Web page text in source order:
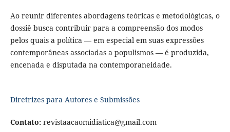
Ao reunir diferentes abordagens teóricas e metodológicas, o
dossiê busca contribuir para a compreensão dos modos
pelos quais a política — em especial em suas expressões
contemporâneas associadas a populismos — é produzida,
encenada e disputada na contemporaneidade.
Diretrizes para Autores e Submissões
Contato:revistaacaomidiatica@gmail.com